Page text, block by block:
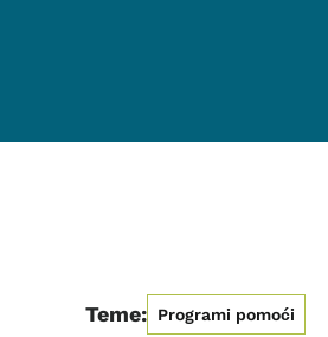
Teme: Programi pomoći